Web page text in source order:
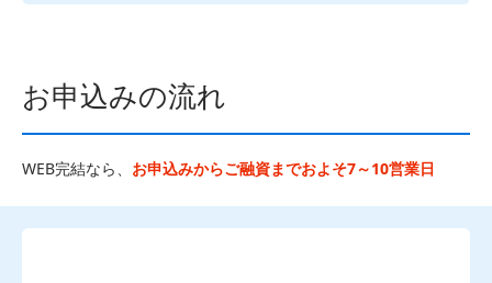
お申込みの流れ
WEB完結なら、 お申込みからご融資までおよそ7～10営業日